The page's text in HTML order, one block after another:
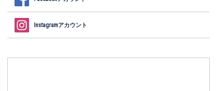
Instagramアカウント